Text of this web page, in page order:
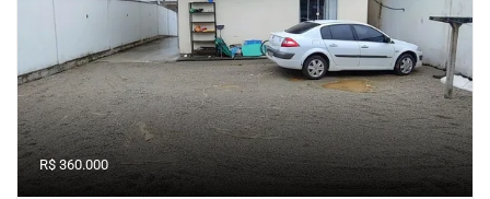
R$ 360.000